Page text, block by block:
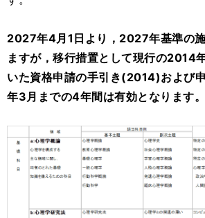
2027年4月1日より，2027年基準の
ますが，移行措置として現行の2014
いた資格申請の手引き(2014)および
年3月までの4年間は有効となります。